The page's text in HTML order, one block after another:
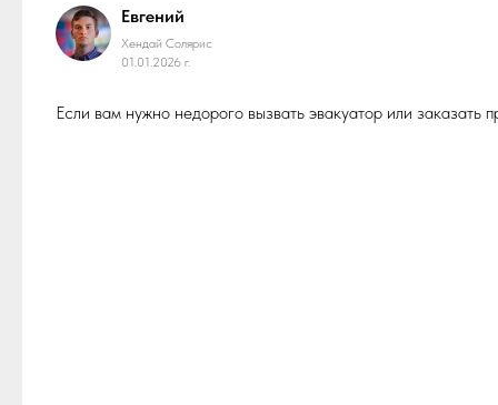
Евгений
Хендай Солярис
01.01.2026 г.
Если вам нужно недорого вызвать эвакуатор или